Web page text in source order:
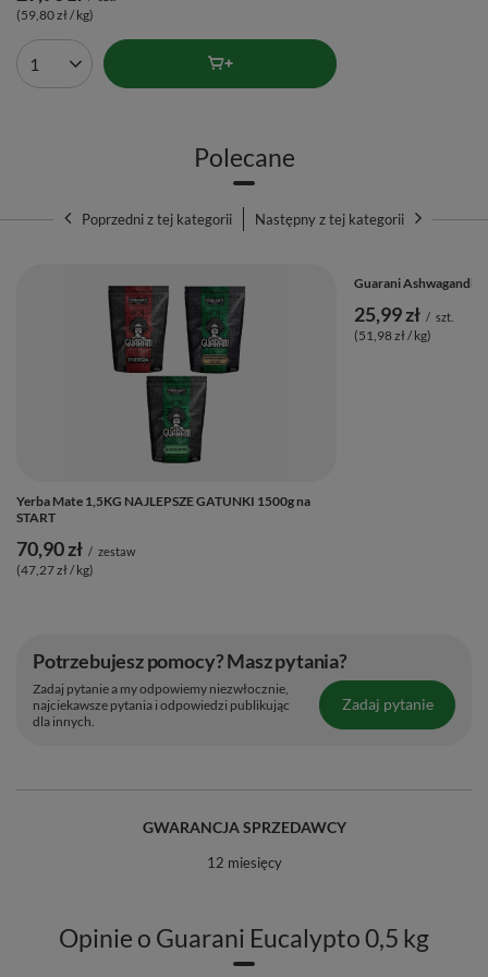
Skład yerba mate i dodatkowe informacje
🔎🌱
liść moringi, werbena cytrynowa, naturalne aromaty
⚖️ Masa netto: 500 g
🌎 Kraj pochodzenia:Paragwaj
🏭 Wyprodukowano dla:
🗓️ Najlepiej spożyć przed:
(59,80 zł / kg)
Ilość produktów
Polecane
Poprzedni z tej kategorii Następny z tej kategorii
Yerba Mate 1,5KG NAJLEPSZE GATUNKI 1500g na
START
70,90 zł / zestaw
(47,27 zł / kg)
Guarani Ashwagandha
25,99 zł / szt.
(51,98 zł / kg)
Potrzebujesz pomocy? Masz pytania?
Zadaj pytanie a my odpowiemy niezwłocznie,
najciekawsze pytania i odpowiedzi publikując
dla innych.
Zadaj pytanie
GWARANCJA SPRZEDAWCY
12 miesięcy
Opinie o Guarani Eucalypto 0,5 kg